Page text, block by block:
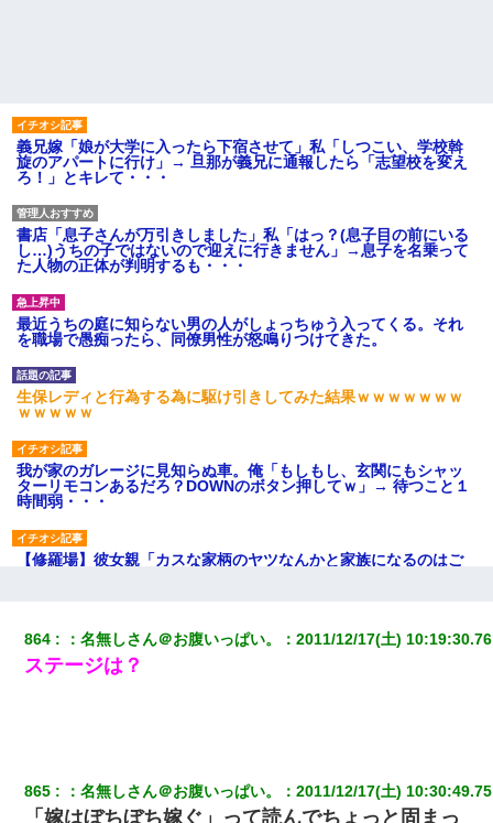
義兄嫁「娘が大学に入ったら下宿させて」私「しつこい、学校斡
旋のアパートに行け」→ 旦那が義兄に通報したら「志望校を変え
ろ！」とキレて・・・
書店「息子さんが万引きしました」私「はっ？(息子目の前にいる
し…)うちの子ではないので迎えに行きません」→息子を名乗って
た人物の正体が判明するも・・・
最近うちの庭に知らない男の人がしょっちゅう入ってくる。それ
を職場で愚痴ったら、同僚男性が怒鳴りつけてきた。
生保レディと行為する為に駆け引きしてみた結果ｗｗｗｗｗｗｗ
ｗｗｗｗｗ
我が家のガレージに見知らぬ車。俺「もしもし、玄関にもシャッ
ターリモコンあるだろ？DOWNのボタン押してｗ」→ 待つこと１
時間弱・・・
【修羅場】彼女親「カスな家柄のヤツなんかと家族になるのはご
アパートのドアに『ハンザイ者！この人はさいあくの人です』と
張り紙が！大家「面倒はごめんだよ」私「はあ」→警察に行き、
見回りで犯人が捕まったが、それが…｜生活｜ヌルポあんてな
864 ：名無しさん＠お腹いっぱい。 ：2011/12/17(土) 10:19:30.76
ステージは？
865 ：名無しさん＠お腹いっぱい。 ：2011/12/17(土) 10:30:49.75
「嫁はぼちぼち嫁ぐ」って読んでちょっと固まっ